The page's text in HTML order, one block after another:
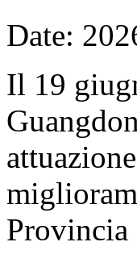
Date:
Il 19
Provincia